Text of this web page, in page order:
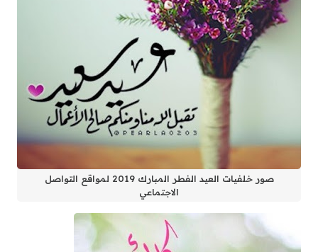
صور خلفيات العيد الفطر المبارك 2019 لمواقع التواصل
الاجتماعي